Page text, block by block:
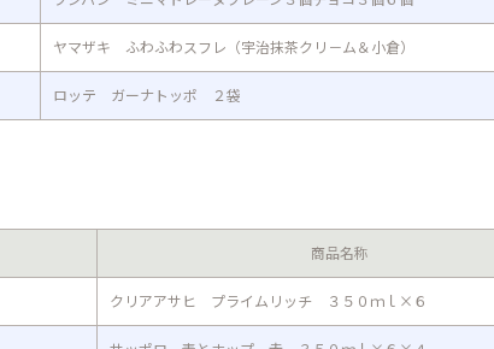
ヤマザキ ふわふわスフレ（宇治抹茶クリ－ム＆小倉）
ロッテ ガーナトッポ ２袋
商品名称
クリアアサヒ プライムリッチ ３５０ｍｌ×６